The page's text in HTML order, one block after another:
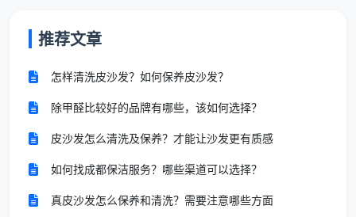
业主通过电话或微信把房屋大致情况发过去——建
会据此测算建议工时，而不是按建筑面积一口价。例如
一个90平方米的平层和90平方米的跃层，开荒工时截然
不同。这一步骤就已经开始体现预约的价值——让业主
发现人手不够。
推荐文章
怎样清洗皮沙发？如何保养皮沙发？
除甲醛比较好的品牌有哪些，该如何选择？
皮沙发怎么清洗及保养？才能让沙发更有质感
如何找成都保洁服务？哪些渠道可以选择？
真皮沙发怎么保养和清洗？需要注意哪些方面